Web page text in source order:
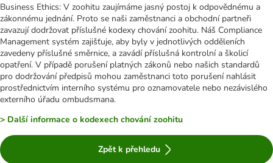
Business Ethics: V zoohitu zaujímáme jasný postoj k odpovědnému a
zákonnému jednání. Proto se naši zaměstnanci a obchodní partneři
zavazují dodržovat příslušné kodexy chování zoohitu. Náš Compliance
Management systém zajišťuje, aby byly v jednotlivých odděleních
zavedeny příslušné směrnice, a zavádí příslušná kontrolní a školicí
opatření. V případě porušení platných zákonů nebo našich standardů
pro dodržování předpisů mohou zaměstnanci toto porušení nahlásit
prostřednictvím interního systému pro oznamovatele nebo nezávislého
externího úřadu ombudsmana.
> Další informace o kodexech chování zoohitu
Zpět k přehledu